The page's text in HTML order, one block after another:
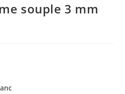
souple 3 mm